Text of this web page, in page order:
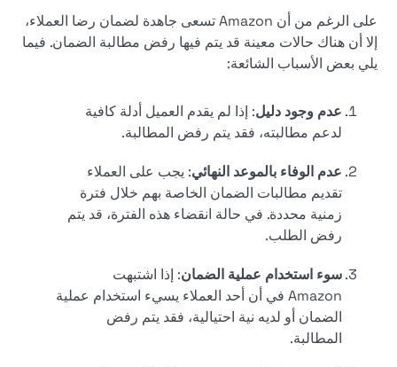
على الرغم من أن Amazon تسعى جاهدة لضمان رضا العملاء،
إلا أن هناك حالات معينة قد يتم فيها رفض مطالبة الضمان. فيما
يلي بعض الأسباب الشائعة:
عدم وجود دليل: إذا لم يقدم العميل أدلة كافية
لدعم مطالبته، فقد يتم رفض المطالبة.
عدم الوفاء بالموعد النهائي: يجب على العملاء
تقديم مطالبات الضمان الخاصة بهم خلال فترة
زمنية محددة. في حالة انقضاء هذه الفترة، قد يتم
رفض الطلب.
سوء استخدام عملية الضمان: إذا اشتبهت
Amazon في أن أحد العملاء يسيء استخدام عملية
الضمان أو لديه نية احتيالية، فقد يتم رفض
المطالبة.